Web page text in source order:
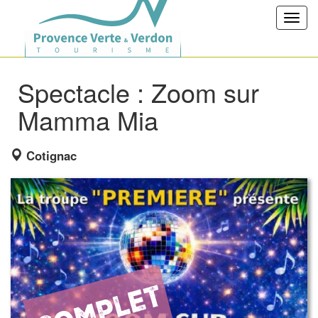
Spectacle : Zoom sur
Mamma Mia
Cotignac